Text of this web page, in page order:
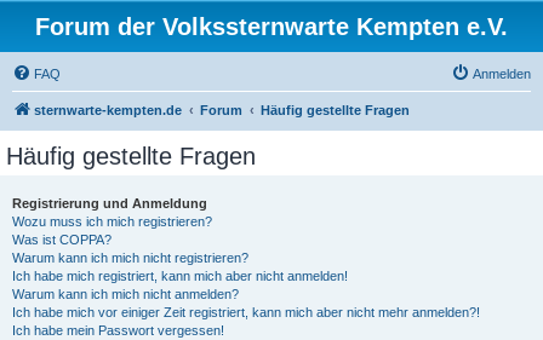
Forum der Volkssternwarte Kempten e.V.
FAQ Anmelden
sternwarte-kempten.de Forum Häufig gestellte Fragen
Häufig gestellte Fragen
Registrierung und Anmeldung
Wozu muss ich mich registrieren?
Was ist COPPA?
Warum kann ich mich nicht registrieren?
Ich habe mich registriert, kann mich aber nicht anmelden!
Warum kann ich mich nicht anmelden?
Ich habe mich vor einiger Zeit registriert, kann mich aber nicht mehr anmelden?!
Ich habe mein Passwort vergessen!